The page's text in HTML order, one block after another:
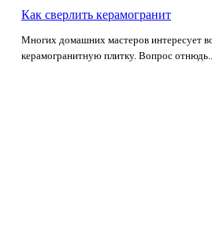
Как сверлить керамогранит
Многих домашних мастеров интересует
керамогранитную плитку. Вопрос отнюдь...